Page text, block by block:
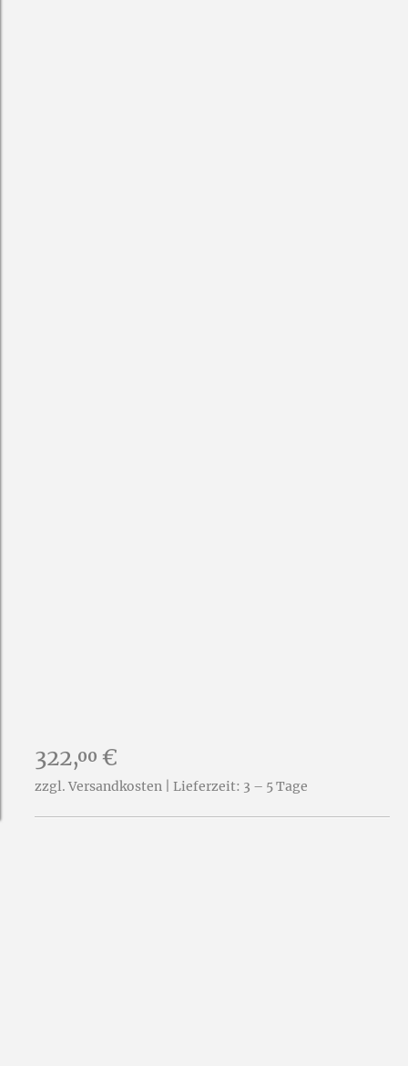
Preis:
322,00 €
zzgl. Versandkosten | Lieferzeit: 3 – 5 Tage